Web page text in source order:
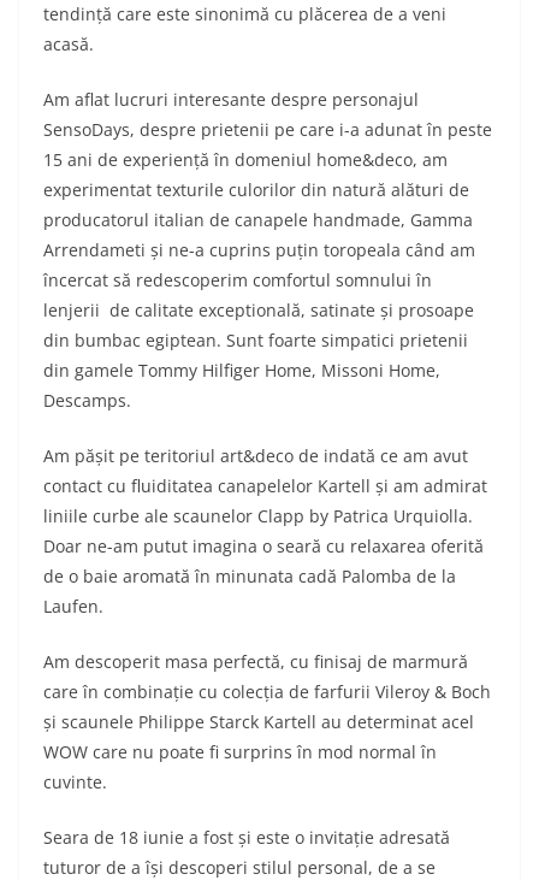
tendință care este sinonimă cu plăcerea de a veni
acasă.
Am aflat lucruri interesante despre personajul
SensoDays, despre prietenii pe care i-a adunat în peste
15 ani de experiență în domeniul home&deco, am
experimentat texturile culorilor din natură alături de
producatorul italian de canapele handmade, Gamma
Arrendameti și ne-a cuprins puțin toropeala când am
încercat să redescoperim comfortul somnului în
lenjerii de calitate exceptională, satinate și prosoape
din bumbac egiptean. Sunt foarte simpatici prietenii
din gamele Tommy Hilfiger Home, Missoni Home,
Descamps.
Am pășit pe teritoriul art&deco de indată ce am avut
contact cu fluiditatea canapelelor Kartell și am admirat
liniile curbe ale scaunelor Clapp by Patrica Urquiolla.
Doar ne-am putut imagina o seară cu relaxarea oferită
de o baie aromată în minunata cadă Palomba de la
Laufen.
Am descoperit masa perfectă, cu finisaj de marmură
care în combinație cu colecția de farfurii Vileroy & Boch
și scaunele Philippe Starck Kartell au determinat acel
WOW care nu poate fi surprins în mod normal în
cuvinte.
Seara de 18 iunie a fost și este o invitație adresată
tuturor de a își descoperi stilul personal, de a se